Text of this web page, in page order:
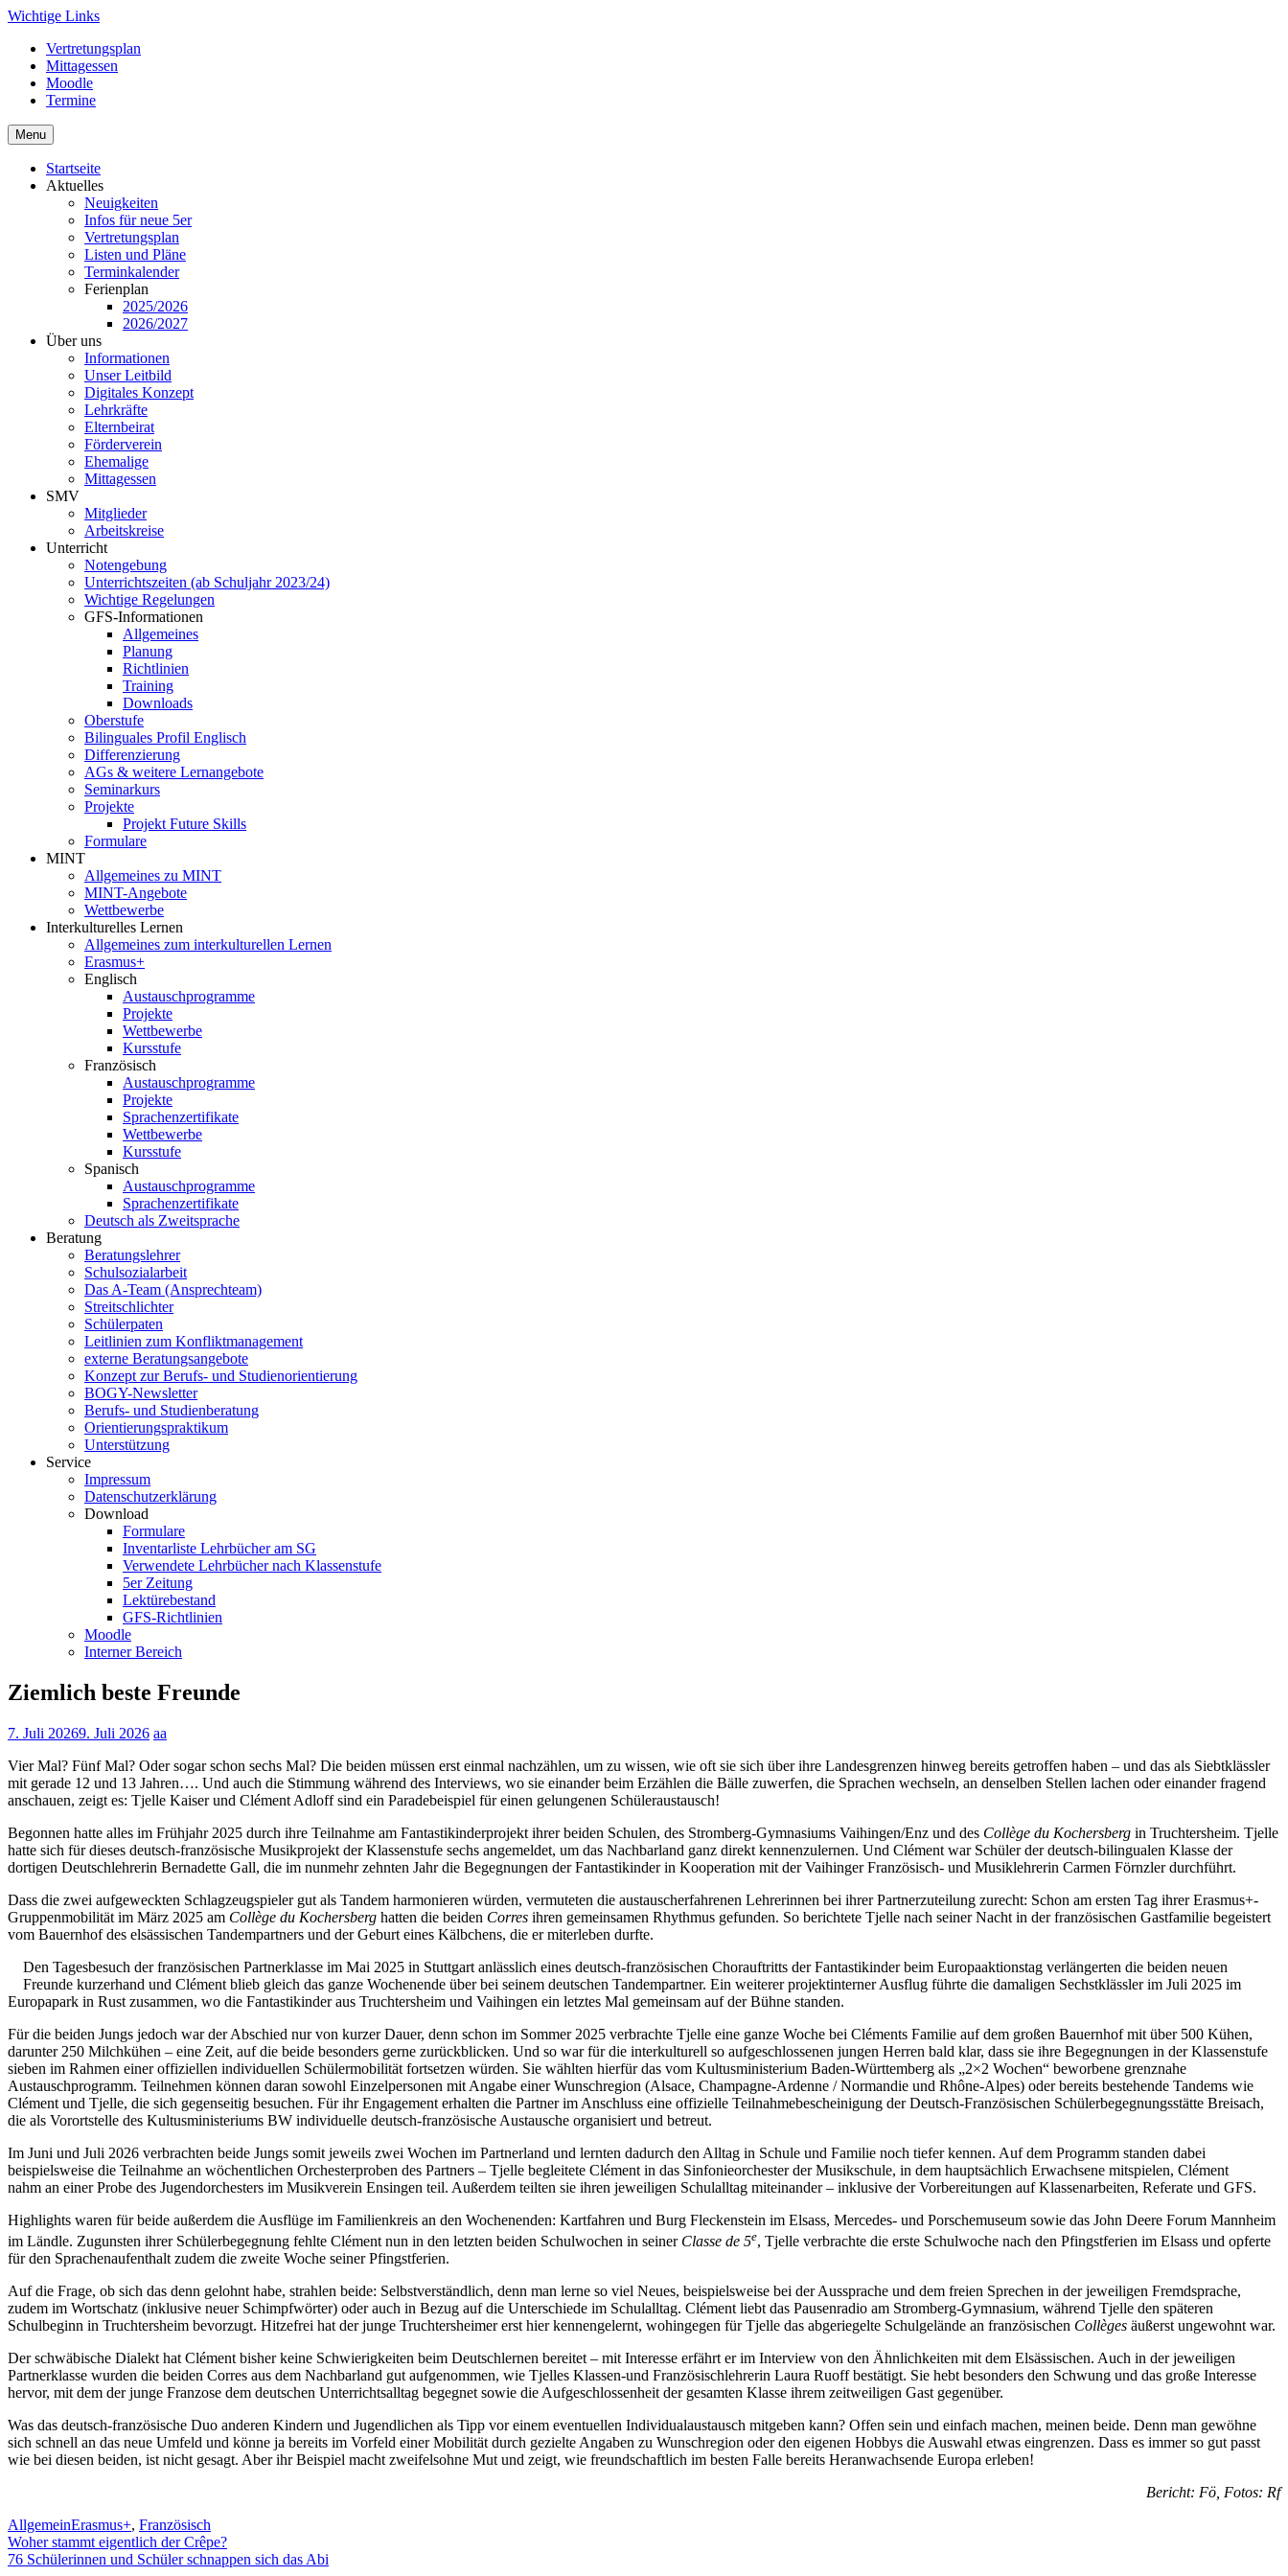
Skip
content
Wichtige Links
Vertretungsplan
Mittagessen
Moodle
Termine
Menu
Startseite
Aktuelles
Neuigkeiten
Infos für neue 5er
Vertretungsplan
Listen und Pläne
Terminkalender
Ferienplan
2025/2026
2026/2027
Über uns
Informationen
Unser Leitbild
Digitales Konzept
Lehrkräfte
Elternbeirat
Förderverein
Ehemalige
Mittagessen
SMV
Mitglieder
Arbeitskreise
Unterricht
Notengebung
Unterrichtszeiten (ab Schuljahr 2023/24)
Wichtige Regelungen
GFS-Informationen
Allgemeines
Planung
Richtlinien
Training
Downloads
Oberstufe
Bilinguales Profil Englisch
Differenzierung
AGs & weitere Lernangebote
Seminarkurs
Projekte
Projekt Future Skills
Formulare
MINT
Allgemeines zu MINT
MINT-Angebote
Wettbewerbe
Interkulturelles Lernen
Allgemeines zum interkulturellen Lernen
Erasmus+
Englisch
Austauschprogramme
Projekte
Wettbewerbe
Kursstufe
Französisch
Austauschprogramme
Projekte
Sprachenzertifikate
Wettbewerbe
Kursstufe
Spanisch
Austauschprogramme
Sprachenzertifikate
Deutsch als Zweitsprache
Beratung
Beratungslehrer
Schulsozialarbeit
Das A-Team (Ansprechteam)
Streitschlichter
Schülerpaten
Leitlinien zum Konfliktmanagement
externe Beratungsangebote
Konzept zur Berufs- und Studienorientierung
BOGY-Newsletter
Berufs- und Studienberatung
Orientierungspraktikum
Unterstützung
Service
Impressum
Datenschutzerklärung
Download
Formulare
Inventarliste Lehrbücher am SG
Verwendete Lehrbücher nach Klassenstufe
5er Zeitung
Lektürebestand
GFS-Richtlinien
Moodle
Interner Bereich
Ziemlich beste Freunde
7. Juli 20269. Juli 2026 aa
Vier Mal? Fünf Mal? Oder sogar schon sechs Mal? Die beiden müssen erst einmal nachzählen, um zu wissen, wie oft sie sich über ihre Landesgrenzen hinweg bereits getroffen haben – und das als Siebtklässler
mit gerade 12 und 13 Jahren…. Und auch die Stimmung während des Interviews, wo sie einander beim Erzählen die Bälle zuwerfen, die Sprachen wechseln, an denselben Stellen lachen oder einander fragend
anschauen, zeigt es: Tjelle Kaiser und Clément Adloff sind ein Paradebeispiel für einen gelungenen Schüleraustausch!
Begonnen hatte alles im Frühjahr 2025 durch ihre Teilnahme am Fantastikinderprojekt ihrer beiden Schulen, des Stromberg-Gymnasiums Vaihingen/Enz und des Collège du Kochersberg in Truchtersheim. Tjelle
hatte sich für dieses deutsch-französische Musikprojekt der Klassenstufe sechs angemeldet, um das Nachbarland ganz direkt kennenzulernen. Und Clément war Schüler der deutsch-bilingualen Klasse der
dortigen Deutschlehrerin Bernadette Gall, die im nunmehr zehnten Jahr die Begegnungen der Fantastikinder in Kooperation mit der Vaihinger Französisch- und Musiklehrerin Carmen Förnzler durchführt.
Dass die zwei aufgeweckten Schlagzeugspieler gut als Tandem harmonieren würden, vermuteten die austauscherfahrenen Lehrerinnen bei ihrer Partnerzuteilung zurecht: Schon am ersten Tag ihrer Erasmus+-
Gruppenmobilität im März 2025 am Collège du Kochersberg hatten die beiden Corres ihren gemeinsamen Rhythmus gefunden. So berichtete Tjelle nach seiner Nacht in der französischen Gastfamilie begeistert
vom Bauernhof des elsässischen Tandempartners und der Geburt eines Kälbchens, die er miterleben durfte.
Den Tagesbesuch der französischen Partnerklasse im Mai 2025 in Stuttgart anlässlich eines deutsch-französischen Chorauftritts der Fantastikinder beim Europaaktionstag verlängerten die beiden neuen
Freunde kurzerhand und Clément blieb gleich das ganze Wochenende über bei seinem deutschen Tandempartner. Ein weiterer projektinterner Ausflug führte die damaligen Sechstklässler im Juli 2025 im
Europapark in Rust zusammen, wo die Fantastikinder aus Truchtersheim und Vaihingen ein letztes Mal gemeinsam auf der Bühne standen.
Für die beiden Jungs jedoch war der Abschied nur von kurzer Dauer, denn schon im Sommer 2025 verbrachte Tjelle eine ganze Woche bei Cléments Familie auf dem großen Bauernhof mit über 500 Kühen,
darunter 250 Milchkühen – eine Zeit, auf die beide besonders gerne zurückblicken. Und so war für die interkulturell so aufgeschlossenen jungen Herren bald klar, dass sie ihre Begegnungen in der Klassenstufe
sieben im Rahmen einer offiziellen individuellen Schülermobilität fortsetzen würden. Sie wählten hierfür das vom Kultusministerium Baden-Württemberg als „2×2 Wochen“ beworbene grenznahe
Austauschprogramm. Teilnehmen können daran sowohl Einzelpersonen mit Angabe einer Wunschregion (Alsace, Champagne-Ardenne / Normandie und Rhône-Alpes) oder bereits bestehende Tandems wie
Clément und Tjelle, die sich gegenseitig besuchen. Für ihr Engagement erhalten die Partner im Anschluss eine offizielle Teilnahmebescheinigung der Deutsch-Französischen Schülerbegegnungsstätte Breisach,
die als Vorortstelle des Kultusministeriums BW individuelle deutsch-französische Austausche organisiert und betreut.
Im Juni und Juli 2026 verbrachten beide Jungs somit jeweils zwei Wochen im Partnerland und lernten dadurch den Alltag in Schule und Familie noch tiefer kennen. Auf dem Programm standen dabei
beispielsweise die Teilnahme an wöchentlichen Orchesterproben des Partners – Tjelle begleitete Clément in das Sinfonieorchester der Musikschule, in dem hauptsächlich Erwachsene mitspielen, Clément
nahm an einer Probe des Jugendorchesters im Musikverein Ensingen teil. Außerdem teilten sie ihren jeweiligen Schulalltag miteinander – inklusive der Vorbereitungen auf Klassenarbeiten, Referate und GFS.
Highlights waren für beide außerdem die Ausflüge im Familienkreis an den Wochenenden: Kartfahren und Burg Fleckenstein im Elsass, Mercedes- und Porschemuseum sowie das John Deere Forum Mannheim
im Ländle. Zugunsten ihrer Schülerbegegnung fehlte Clément nun in den letzten beiden Schulwochen in seiner Classe de 5e, Tjelle verbrachte die erste Schulwoche nach den Pfingstferien im Elsass und opferte
für den Sprachenaufenthalt zudem die zweite Woche seiner Pfingstferien.
Auf die Frage, ob sich das denn gelohnt habe, strahlen beide: Selbstverständlich, denn man lerne so viel Neues, beispielsweise bei der Aussprache und dem freien Sprechen in der jeweiligen Fremdsprache,
zudem im Wortschatz (inklusive neuer Schimpfwörter) oder auch in Bezug auf die Unterschiede im Schulalltag. Clément liebt das Pausenradio am Stromberg-Gymnasium, während Tjelle den späteren
Schulbeginn in Truchtersheim bevorzugt. Hitzefrei hat der junge Truchtersheimer erst hier kennengelernt, wohingegen für Tjelle das abgeriegelte Schulgelände an französischen Collèges äußerst ungewohnt war.
Der schwäbische Dialekt hat Clément bisher keine Schwierigkeiten beim Deutschlernen bereitet – mit Interesse erfährt er im Interview von den Ähnlichkeiten mit dem Elsässischen. Auch in der jeweiligen
Partnerklasse wurden die beiden Corres aus dem Nachbarland gut aufgenommen, wie Tjelles Klassen-und Französischlehrerin Laura Ruoff bestätigt. Sie hebt besonders den Schwung und das große Interesse
hervor, mit dem der junge Franzose dem deutschen Unterrichtsalltag begegnet sowie die Aufgeschlossenheit der gesamten Klasse ihrem zeitweiligen Gast gegenüber.
Was das deutsch-französische Duo anderen Kindern und Jugendlichen als Tipp vor einem eventuellen Individualaustausch mitgeben kann? Offen sein und einfach machen, meinen beide. Denn man gewöhne
sich schnell an das neue Umfeld und könne ja bereits im Vorfeld einer Mobilität durch gezielte Angaben zu Wunschregion oder den eigenen Hobbys die Auswahl etwas eingrenzen. Dass es immer so gut passt
wie bei diesen beiden, ist nicht gesagt. Aber ihr Beispiel macht zweifelsohne Mut und zeigt, wie freundschaftlich im besten Falle bereits Heranwachsende Europa erleben!
Bericht: Fö, Fotos: Rf
AllgemeinErasmus+, Französisch
Beitragsnavigation
Woher stammt eigentlich der Crêpe?
76 Schülerinnen und Schüler schnappen sich das Abi